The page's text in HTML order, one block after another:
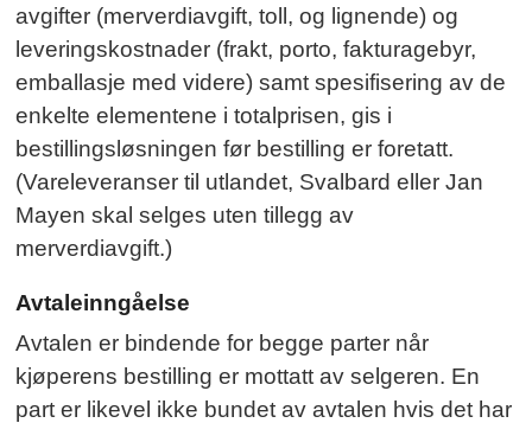
avgifter (merverdiavgift, toll, og lignende) og
leveringskostnader (frakt, porto, fakturagebyr,
emballasje med videre) samt spesifisering av de
enkelte elementene i totalprisen, gis i
bestillingsløsningen før bestilling er foretatt.
(Vareleveranser til utlandet, Svalbard eller Jan
Mayen skal selges uten tillegg av
merverdiavgift.)
Avtaleinngåelse
Avtalen er bindende for begge parter når
kjøperens bestilling er mottatt av selgeren. En
part er likevel ikke bundet av avtalen hvis det har